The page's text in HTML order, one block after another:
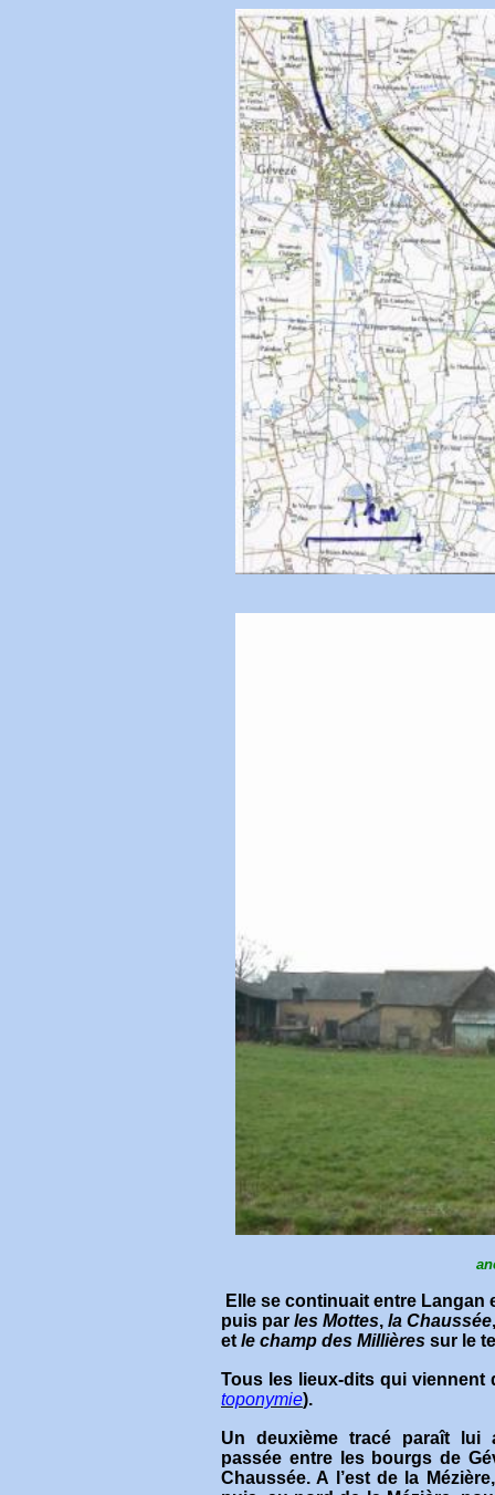
Elle se continuait entre
puis par les Mottes, la Chaussée
et le champ des Millières sur le
Tous les lieux-dits qui
toponymie).
Un deuxième tracé paraît
passée entre les bourgs de
Chaussée. A l’est de la